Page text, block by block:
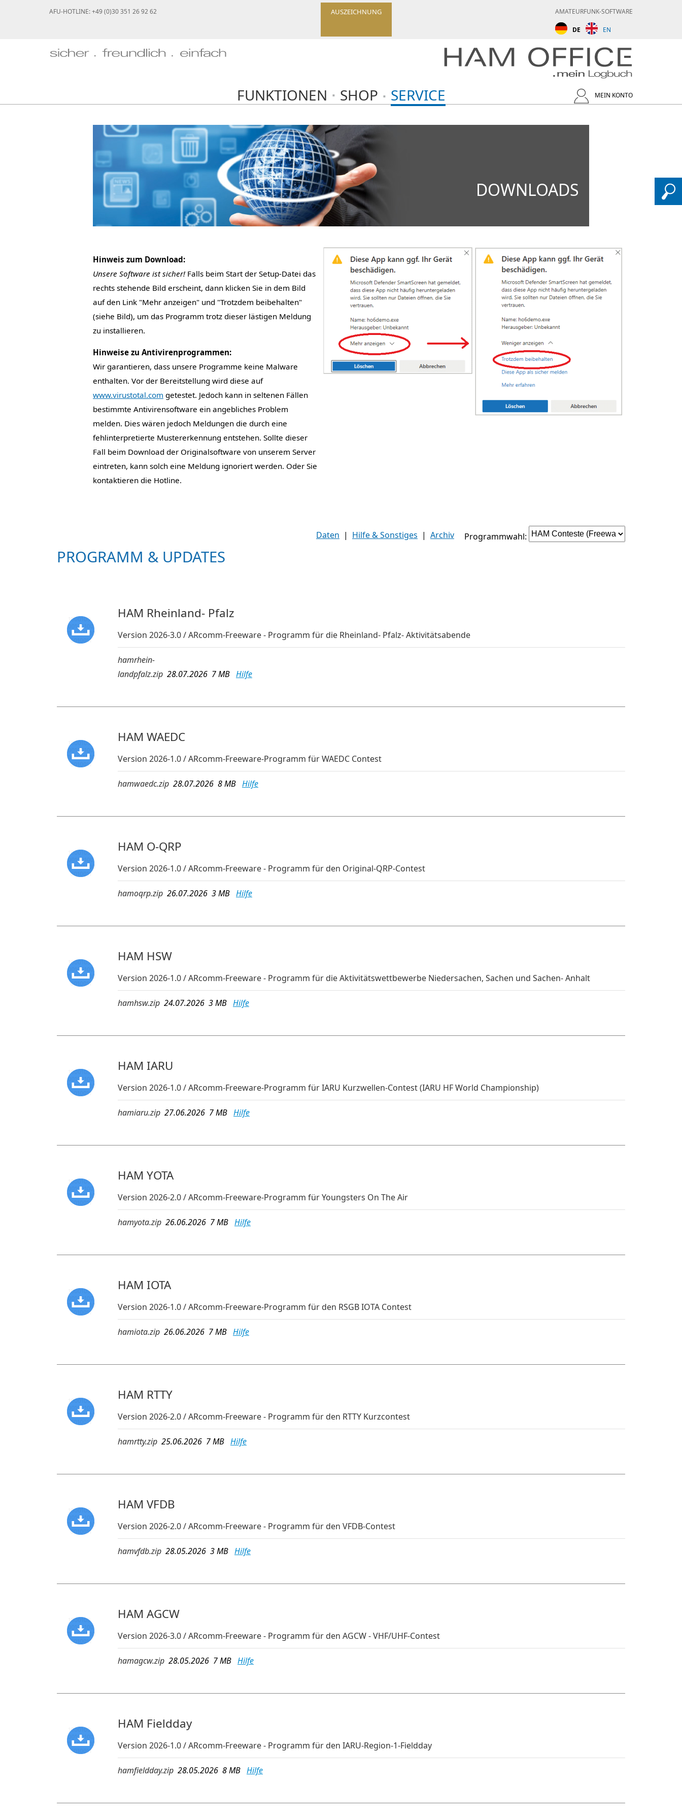
AFU-HOTLINE: +49 (0)30 351 26 92 62 AUSZEICHNUNG AMATEURFUNK-SOFTWARE
DE EN
MEIN KONTO
FUNKTIONEN SHOP SERVICE
DOWNLOADS
Hinweis zum Download:
Unsere Software ist sicher! Falls beim Start der Setup-Datei das
rechts stehende Bild erscheint, dann klicken Sie in dem Bild
auf den Link "Mehr anzeigen" und "Trotzdem beibehalten"
(siehe Bild), um das Programm trotz dieser lästigen Meldung
zu installieren.
Hinweise zu Antivirenprogrammen:
Wir garantieren, dass unsere Programme keine Malware
enthalten. Vor der Bereitstellung wird diese auf
www.virustotal.com getestet. Jedoch kann in seltenen Fällen
bestimmte Antivirensoftware ein angebliches Problem
melden. Dies wären jedoch Meldungen die durch eine
fehlinterpretierte Mustererkennung entstehen. Sollte dieser
Fall beim Download der Originalsoftware von unserem Server
eintreten, kann solch eine Meldung ignoriert werden. Oder Sie
kontaktieren die Hotline.
PROGRAMM & UPDATES
Programmwahl:
Daten | Hilfe & Sonstiges | Archiv
HAM Rheinland- Pfalz
Version 2026-3.0 / ARcomm-Freeware - Programm für die Rheinland- Pfalz- Aktivitätsabende
hamrhein-
landpfalz.zip 28.07.2026 7 MB Hilfe
HAM WAEDC
Version 2026-1.0 / ARcomm-Freeware-Programm für WAEDC Contest
hamwaedc.zip 28.07.2026 8 MB Hilfe
HAM O-QRP
Version 2026-1.0 / ARcomm-Freeware - Programm für den Original-QRP-Contest
hamoqrp.zip 26.07.2026 3 MB Hilfe
HAM HSW
Version 2026-1.0 / ARcomm-Freeware - Programm für die Aktivitätswettbewerbe Niedersachen, Sachen und Sachen- Anhalt
hamhsw.zip 24.07.2026 3 MB Hilfe
HAM IARU
Version 2026-1.0 / ARcomm-Freeware-Programm für IARU Kurzwellen-Contest (IARU HF World Championship)
hamiaru.zip 27.06.2026 7 MB Hilfe
HAM YOTA
Version 2026-2.0 / ARcomm-Freeware-Programm für Youngsters On The Air
hamyota.zip 26.06.2026 7 MB Hilfe
HAM IOTA
Version 2026-1.0 / ARcomm-Freeware-Programm für den RSGB IOTA Contest
hamiota.zip 26.06.2026 7 MB Hilfe
HAM RTTY
Version 2026-2.0 / ARcomm-Freeware - Programm für den RTTY Kurzcontest
hamrtty.zip 25.06.2026 7 MB Hilfe
HAM VFDB
Version 2026-2.0 / ARcomm-Freeware - Programm für den VFDB-Contest
hamvfdb.zip 28.05.2026 3 MB Hilfe
HAM AGCW
Version 2026-3.0 / ARcomm-Freeware - Programm für den AGCW - VHF/UHF-Contest
hamagcw.zip 28.05.2026 7 MB Hilfe
HAM Fieldday
Version 2026-1.0 / ARcomm-Freeware - Programm für den IARU-Region-1-Fieldday
hamfieldday.zip 28.05.2026 8 MB Hilfe